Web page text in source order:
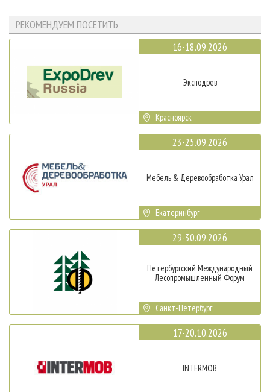
РЕКОМЕНДУЕМ ПОСЕТИТЬ
16-18.09.2026
Эксподрев
Красноярск
23-25.09.2026
Мебель & Деревообработка Урал
Екатеринбург
29-30.09.2026
Петербургский Международный
Лесопромышленный Форум
Санкт-Петербург
17-20.10.2026
INTERMOB